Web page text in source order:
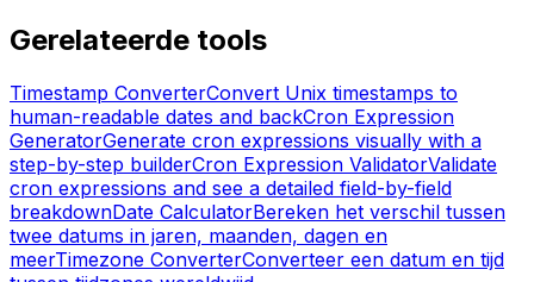
Gerelateerde tools
Timestamp ConverterConvert Unix timestamps to
human-readable dates and backCron Expression
GeneratorGenerate cron expressions visually with a
step-by-step builderCron Expression ValidatorValidate
cron expressions and see a detailed field-by-field
breakdownDate CalculatorBereken het verschil tussen
twee datums in jaren, maanden, dagen en
meerTimezone ConverterConverteer een datum en tijd